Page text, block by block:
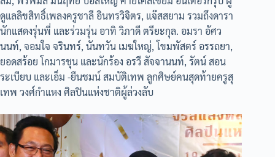
ดูแลลิขสิทธิ์เพลงครูชาลี อินทรวิจิตร, แจ๊สสยาม รวมถึงดารา
นักแสดงรุ่นพี่ และร่วมรุ่น อาทิ วิภาดี ตรียะกุล. อมรา อัศว
นนท์, จอมใจ จรินทร์, นันทวัน เมฆใหญ่, โขมพัสตร์ อรรถยา,
ยอดสร้อย โกมารชุน และนักร้อง อรวี สัจจานนท์, รัตน์ สอน
ระเบียบ และเอ็ม -ยืนชมน์ สมบัติเทพ ลูกศิษย์คนสุดท้ายครูสุ
เทพ วงศ์กำแหง ศิลปินแห่งชาติผู้ล่วงลับ